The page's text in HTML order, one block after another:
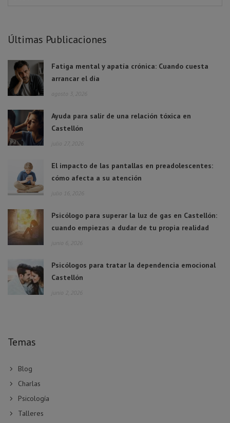
Últimas Publicaciones
Fatiga mental y apatía crónica: Cuando cuesta
arrancar el día
agosto 3, 2026
Ayuda para salir de una relación tóxica en
Castellón
julio 27, 2026
El impacto de las pantallas en preadolescentes:
cómo afecta a su atención
julio 16, 2026
Psicólogo para superar la luz de gas en Castellón:
cuando empiezas a dudar de tu propia realidad
junio 6, 2026
Psicólogos para tratar la dependencia emocional
Castellón
junio 2, 2026
Temas
Blog
Charlas
Psicología
Talleres